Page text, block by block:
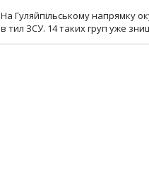
На Гуляйпільському напрямку
в тил ЗСУ. 14 таких груп уже